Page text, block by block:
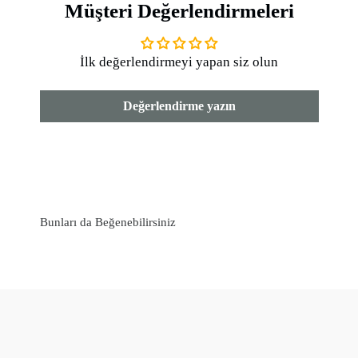
*30 derecede çamaşır makinesinde yıkayınız.
*Beyazlatıcı kullanmayınız.
*Kuru temizleme yapılır.
*Düşük ısıda ütüleme ve tamburlu kurutma yapılamaz.
Müşteri Değerlendirmeleri
İlk değerlendirmeyi yapan siz olun
Değerlendirme yazın
Bunları da Beğenebilirsiniz